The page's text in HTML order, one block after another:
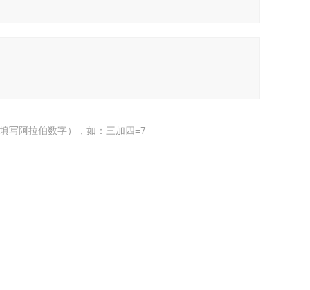
写阿拉伯数字），如：三加四=7